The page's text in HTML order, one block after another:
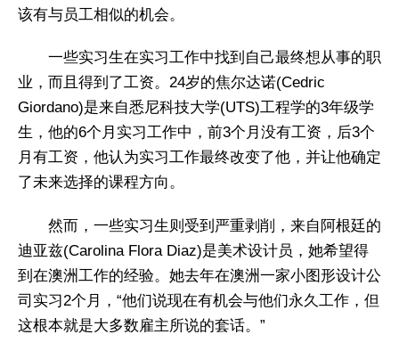
该有与员工相似的机会。
一些实习生在实习工作中找到自己最终想从事的职
业，而且得到了工资。24岁的焦尔达诺(Cedric
Giordano)是来自悉尼科技大学(UTS)工程学的3年级学
生，他的6个月实习工作中，前3个月没有工资，后3个
月有工资，他认为实习工作最终改变了他，并让他确定
了未来选择的课程方向。
然而，一些实习生则受到严重剥削，来自阿根廷的
迪亚兹(Carolina Flora Diaz)是美术设计员，她希望得
到在澳洲工作的经验。她去年在澳洲一家小图形设计公
司实习2个月，“他们说现在有机会与他们永久工作，但
这根本就是大多数雇主所说的套话。”